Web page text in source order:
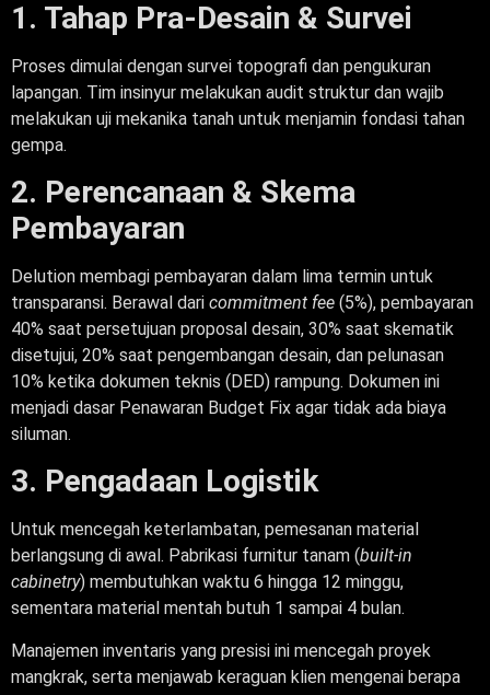
1. Tahap Pra-Desain & Survei
Proses dimulai dengan survei topografi dan pengukuran
lapangan. Tim insinyur melakukan audit struktur dan wajib
melakukan uji mekanika tanah untuk menjamin fondasi tahan
gempa.
2. Perencanaan & Skema
Pembayaran
Delution membagi pembayaran dalam lima termin untuk
transparansi. Berawal dari commitment fee (5%), pembayaran
40% saat persetujuan proposal desain, 30% saat skematik
disetujui, 20% saat pengembangan desain, dan pelunasan
10% ketika dokumen teknis (DED) rampung. Dokumen ini
menjadi dasar Penawaran Budget Fix agar tidak ada biaya
siluman.
3. Pengadaan Logistik
Untuk mencegah keterlambatan, pemesanan material
berlangsung di awal. Pabrikasi furnitur tanam (built-in
cabinetry) membutuhkan waktu 6 hingga 12 minggu,
sementara material mentah butuh 1 sampai 4 bulan.
Manajemen inventaris yang presisi ini mencegah proyek
mangkrak, serta menjawab keraguan klien mengenai berapa